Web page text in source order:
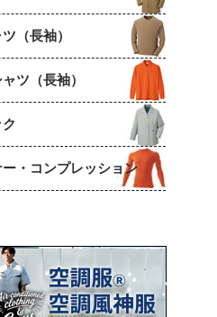
（長袖）
ツ（長袖）
ー・コンプレッション